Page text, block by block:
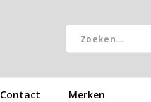
Contact Merken